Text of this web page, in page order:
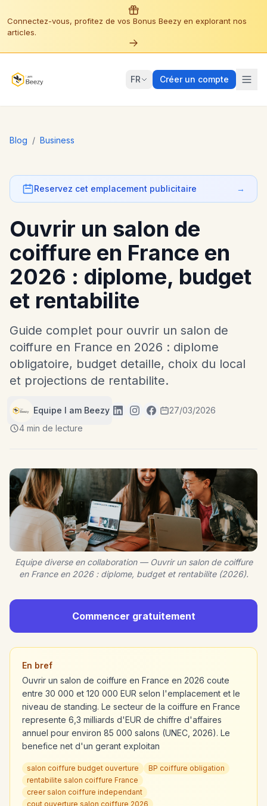
Connectez-vous, profitez de vos Bonus Beezy en explorant nos
articles.
FR Créer un compte
Blog / Business
Reservez cet emplacement publicitaire →
Ouvrir un salon de
coiffure en France en
2026 : diplome, budget
et rentabilite
Guide complet pour ouvrir un salon de
coiffure en France en 2026 : diplome
obligatoire, budget detaille, choix du local
et projections de rentabilite.
Equipe I am Beezy
27/03/2026
4 min de lecture
Equipe diverse en collaboration — Ouvrir un salon de coiffure
en France en 2026 : diplome, budget et rentabilite (2026).
Commencer gratuitement
En bref
Ouvrir un salon de coiffure en France en 2026 coute
entre 30 000 et 120 000 EUR selon l'emplacement et le
niveau de standing. Le secteur de la coiffure en France
represente 6,3 milliards d'EUR de chiffre d'affaires
annuel pour environ 85 000 salons (UNEC, 2026). Le
benefice net d'un gerant exploitan
salon coiffure budget ouverture
BP coiffure obligation
rentabilite salon coiffure France
creer salon coiffure independant
cout ouverture salon coiffure 2026